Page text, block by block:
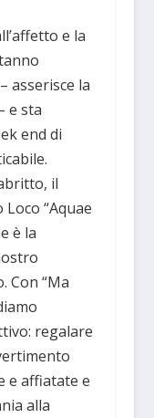
e la
asserisce la
e sta
end di
il
“Aquae
è la
Con “Ma
regalare
e affiatate e
alla